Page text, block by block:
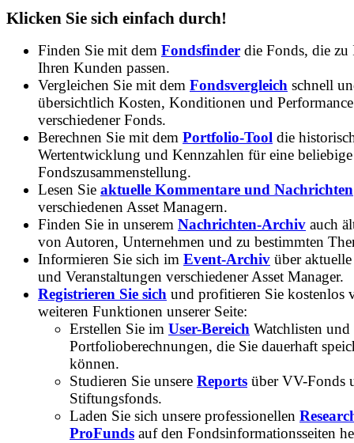
Klicken Sie sich einfach durch!
Finden Sie mit dem Fondsfinder die Fonds, die zu
Ihren Kunden passen.
Vergleichen Sie mit dem Fondsvergleich schnell
übersichtlich Kosten, Konditionen und Performance
verschiedener Fonds.
Berechnen Sie mit dem Portfolio-Tool die
Wertentwicklung und Kennzahlen für eine beliebige
Fondszusammenstellung.
Lesen Sie aktuelle Kommentare und Nachrichten
verschiedenen Asset Managern.
Finden Sie in unserem Nachrichten-Archiv auch
von Autoren, Unternehmen und zu bestimmten
Informieren Sie sich im Event-Archiv über
und Veranstaltungen verschiedener Asset Manager.
Registrieren Sie sich und profitieren Sie kostenlos
weiteren Funktionen unserer Seite:
Erstellen Sie im User-Bereich Watchlisten und
Portfolioberechnungen, die Sie dauerhaft
können.
Studieren Sie unsere Reports über VV-Fonds
Stiftungsfonds.
Laden Sie sich unsere professionellen
ProFunds auf den Fondsinformationsseiten